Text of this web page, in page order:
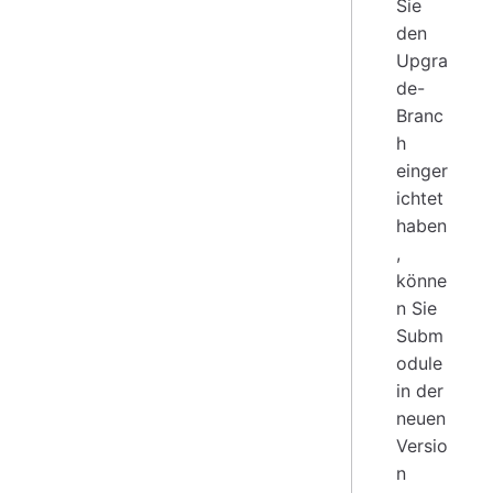
Sie
den
Upgra
de-
Branc
h
einger
ichtet
haben
,
könne
n Sie
Subm
odule
in der
neuen
Versio
n